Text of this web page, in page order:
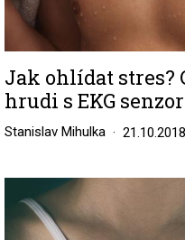
Jak ohlídat stres?
hrudi s EKG
Stanislav Mihulka 21.10.2018